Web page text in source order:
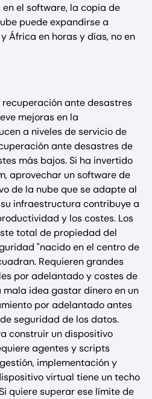
el software, la copia de
puede expandirse a
África en horas y días, no en
ante desastres
mejoras en la
a niveles de servicio de
ante desastres de
más bajos. Si ha invertido
aprovechar un software de
de la nube que se adapte al
infraestructura contribuye a
y los costes. Los
total de propiedad del
"nacido en el centro de
Requieren grandes
por adelantado y costes de
mala idea gastar dinero en un
por adelantado antes
seguridad de los datos.
construir un dispositivo
agentes y scripts
implementación y
virtual tiene un techo
quiere superar ese límite de